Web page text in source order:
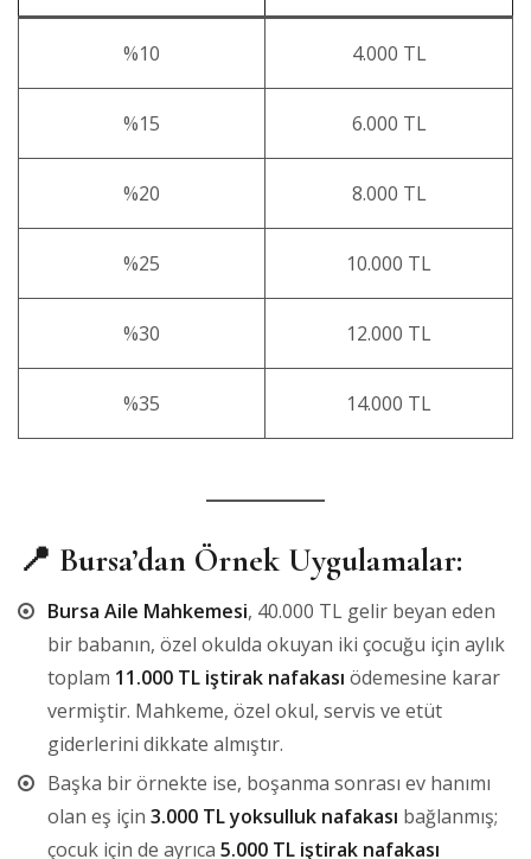
%10 4.000 TL
%15 6.000 TL
%20 8.000 TL
%25 10.000 TL
%30 12.000 TL
%35 14.000 TL
📍 Bursa’dan Örnek Uygulamalar:
Bursa Aile Mahkemesi, 40.000 TL gelir beyan eden
bir babanın, özel okulda okuyan iki çocuğu için aylık
toplam 11.000 TL iştirak nafakası ödemesine karar
vermiştir. Mahkeme, özel okul, servis ve etüt
giderlerini dikkate almıştır.
Başka bir örnekte ise, boşanma sonrası ev hanımı
olan eş için 3.000 TL yoksulluk nafakası bağlanmış;
çocuk için de ayrıca 5.000 TL iştirak nafakası